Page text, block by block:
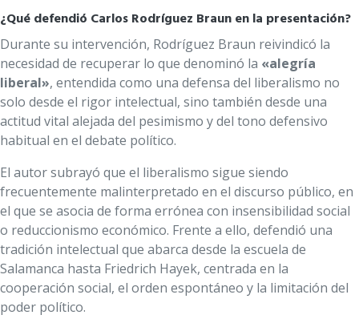
¿Qué defendió Carlos Rodríguez Braun en la presentación?
Durante su intervención, Rodríguez Braun reivindicó la
necesidad de recuperar lo que denominó la «alegría
liberal», entendida como una defensa del liberalismo no
solo desde el rigor intelectual, sino también desde una
actitud vital alejada del pesimismo y del tono defensivo
habitual en el debate político.
El autor subrayó que el liberalismo sigue siendo
frecuentemente malinterpretado en el discurso público, en
el que se asocia de forma errónea con insensibilidad social
o reduccionismo económico. Frente a ello, defendió una
tradición intelectual que abarca desde la escuela de
Salamanca hasta Friedrich Hayek, centrada en la
cooperación social, el orden espontáneo y la limitación del
poder político.